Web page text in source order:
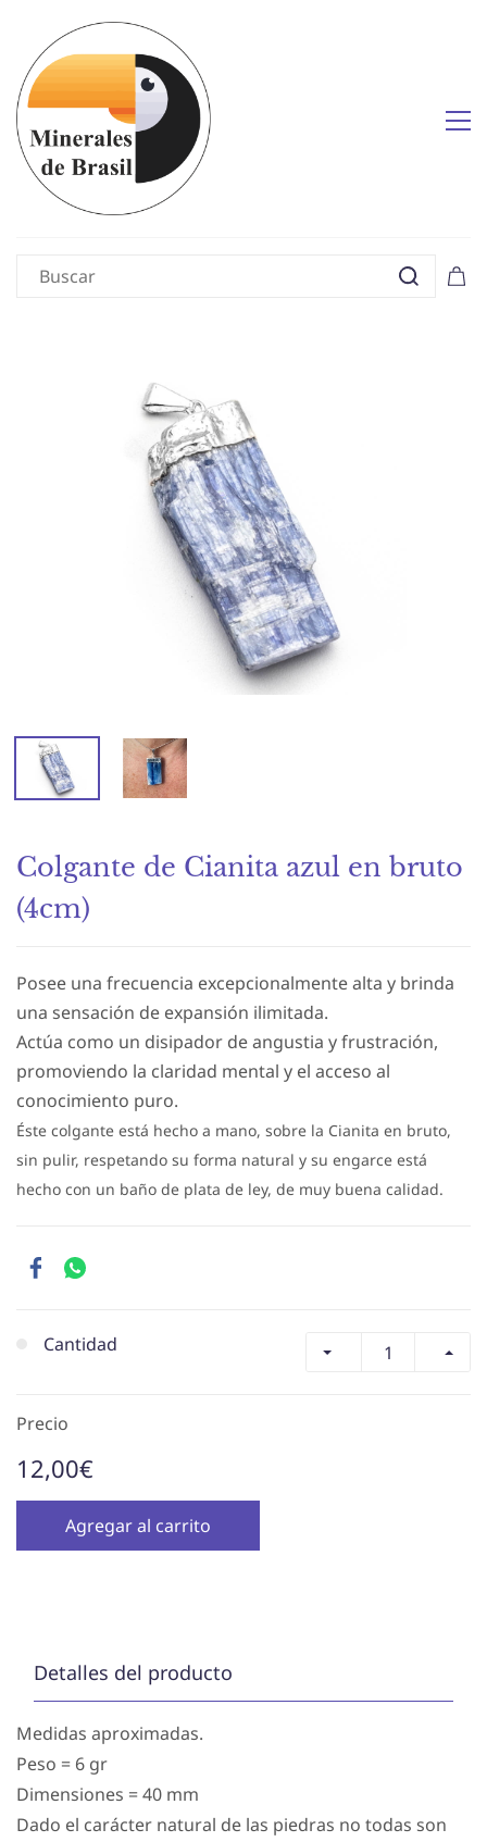
Colgante de Cianita azul en bruto
(4cm)
Posee una frecuencia excepcionalmente alta y brinda
una sensación de expansión ilimitada.
Actúa como un disipador de angustia y frustración,
promoviendo la claridad mental y el acceso al
conocimiento puro.
Éste colgante está hecho a mano, sobre la Cianita en bruto,
sin pulir, respetando su forma natural y su engarce está
hecho con un baño de plata de ley, de muy buena calidad.
Cantidad
Precio
12,00€
Agregar al carrito
Detalles del producto
Medidas aproximadas.
Peso = 6 gr
Dimensiones = 40 mm
Dado el carácter natural de las piedras no todas son